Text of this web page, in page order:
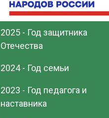
2025 - Год защитника
Отечества
2024 - Год семьи
2023 - Год педагога и
наставника